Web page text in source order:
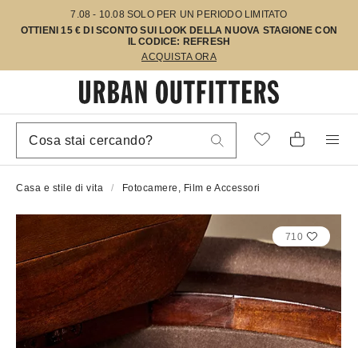
7.08 - 10.08 SOLO PER UN PERIODO LIMITATO
OTTIENI 15 € DI SCONTO SUI LOOK DELLA NUOVA STAGIONE CON
IL CODICE: REFRESH
ACQUISTA ORA
Casa e stile di vita Fotocamere, Film e Accessori
710